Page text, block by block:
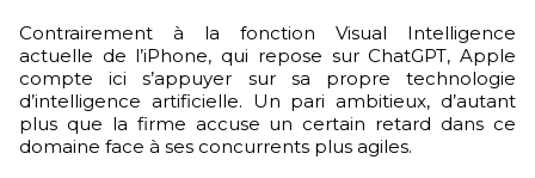
Contrairement à la fonction Visual Intelligence
actuelle de l’iPhone, qui repose sur ChatGPT, Apple
compte ici s’appuyer sur sa propre technologie
d’intelligence artificielle. Un pari ambitieux, d’autant
plus que la firme accuse un certain retard dans ce
domaine face à ses concurrents plus agiles.